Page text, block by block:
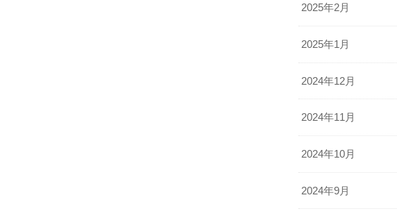
2025年2月
2025年1月
2024年12月
2024年11月
2024年10月
2024年9月